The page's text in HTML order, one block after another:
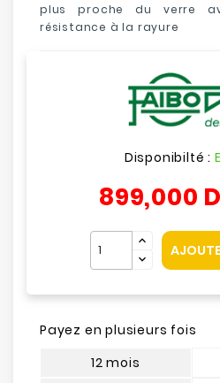
plus proche du verre
résistance à la rayure
Disponibilté :
899,000
Payez en plusieurs fois
12 mois